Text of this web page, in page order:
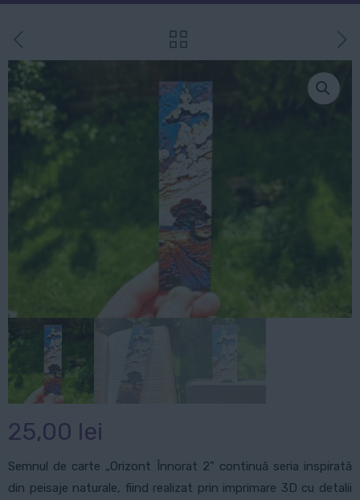
25,00 lei
Semnul de carte „Orizont Înnorat 2” continuă seria inspirată
din peisaje naturale, fiind realizat prin imprimare 3D cu detalii